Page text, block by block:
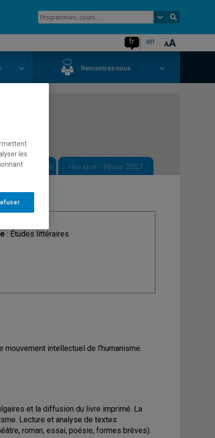
fr en
Rencontrez-nous
2026 Horaire - Hiver 2027
: Études littéraires
intellectuel de l'humanisme.
et la diffusion du livre imprimé. La
Lecture et analyse de textes
roman, essai, poésie, formes brèves).
les